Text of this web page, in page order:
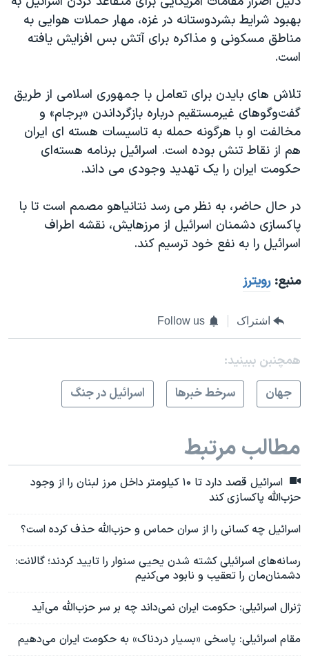
بهبود شرایط بشردوستانه در غزه، مهار حملات هوایی به
مناطق مسکونی و مذاکره برای آتش بس افزایش یافته
است.
تلاش های بایدن برای تعامل با جمهوری اسلامی از طریق
گفت‌وگوهای غیرمستقیم درباره بازگرداندن «برجام» و
مخالفت او با هرگونه حمله به تاسیسات هسته ای ایران
هم از نقاط تنش بوده است. اسرائیل برنامه هسته‌ای
حکومت ایران را یک تهدید وجودی می داند.
در حال حاضر، به نظر می رسد نتانیاهو مصمم است تا با
پاکسازی دشمنان اسرائیل از مرزهایش، نقشه اطراف
اسرائیل را به نفع خود ترسیم کند.
منبع:رویترز
اشتراک Follow us
همچنبن ببینید:
جهان
سرخط خبرها اسرائیل در جنگ
مطالب مرتبط
اسرائیل قصد دارد تا ۱۰ کیلومتر داخل مرز لبنان را از وجود
حزب‌الله پاکسازی کند
اسرائیل چه کسانی را از سران حماس و حزب‌الله حذف کرده است؟
رسانه‌های اسرائیلی کشته شدن یحیی سنوار را تایید کردند؛ گالانت:
دشمنان‌مان را تعقیب و نابود می‌کنیم
ژنرال اسرائیلی: حکومت ایران نمی‌داند چه بر سر حزب‌الله می‌آید
مقام اسرائیلی: پاسخی «بسیار دردناک» به حکومت ایران می‌دهیم